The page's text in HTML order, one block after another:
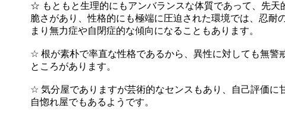
☆ もともと生理的にもアンバランスな体質であって、先天
脆さがあり、性格的にも極端に圧迫された環境では、忍耐
まり無力症や自閉症的な傾向になることもあります。
☆ 根が素朴で率直な性格であるから、異性に対しても無警
ところがあります。
☆ 気分屋でありますが芸術的なセンスもあり、自己評価に
自惚れ屋でもあるようです。